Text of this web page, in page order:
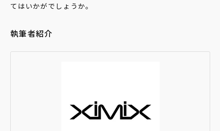
てはいかがでしょうか。
執筆者紹介